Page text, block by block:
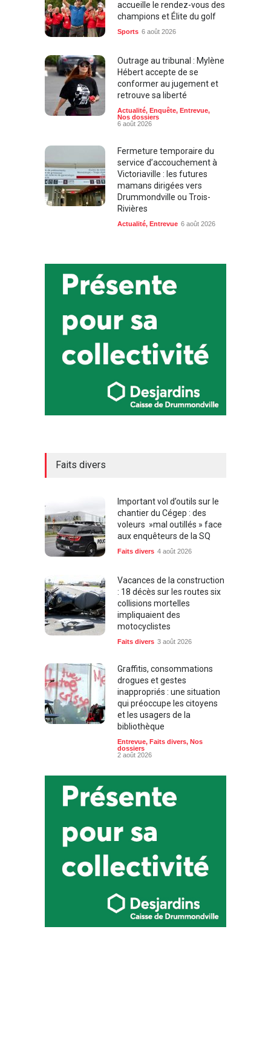
accueille le rendez-vous des
champions et Élite du golf
Sports 6 août 2026
Outrage au tribunal : Mylène
Hébert accepte de se
conformer au jugement et
retrouve sa liberté
Actualité, Enquête, Entrevue,
Nos dossiers
6 août 2026
Fermeture temporaire du
service d’accouchement à
Victoriaville : les futures
mamans dirigées vers
Drummondville ou Trois-
Rivières
Actualité, Entrevue 6 août 2026
Faits divers
Important vol d’outils sur le
chantier du Cégep : des
voleurs »mal outillés » face
aux enquêteurs de la SQ
Faits divers 4 août 2026
Vacances de la construction
: 18 décès sur les routes six
collisions mortelles
impliquaient des
motocyclistes
Faits divers 3 août 2026
Graffitis, consommations
drogues et gestes
inappropriés : une situation
qui préoccupe les citoyens
et les usagers de la
bibliothèque
Entrevue, Faits divers, Nos
dossiers
2 août 2026